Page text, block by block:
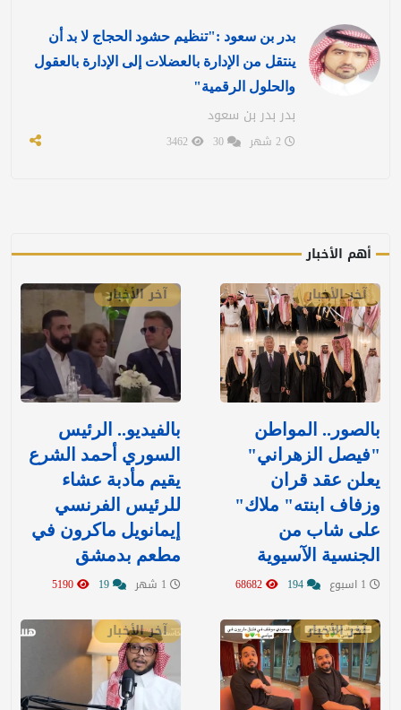
بدر بن سعود :"تنظيم حشود الحجاج لا بد أن
ينتقل من الإدارة بالعضلات إلى الإدارة بالعقول
والحلول الرقمية"
بدر بدر بن سعود
أهم الأخبار
آخر الأخبار
بالصور.. المواطن
"فيصل الزهراني"
يعلن عقد قران
وزفاف ابنته" ملاك"
على شاب من
الجنسية الآسيوية
آخر الأخبار
بالفيديو.. الرئيس
السوري أحمد الشرع
يقيم مأدبة عشاء
للرئيس الفرنسي
إيمانويل ماكرون في
مطعم بدمشق
آخر الأخبار آخر الأخبار